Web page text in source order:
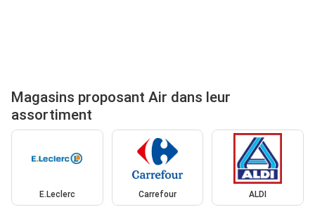
Magasins proposant Air dans leur
assortiment
E.Leclerc Carrefour ALDI